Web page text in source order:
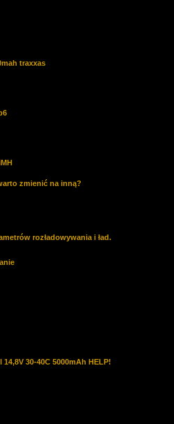
traxxas
zmienić na inną?
rozładowywania i ład.
30-40C 5000mAh HELP!